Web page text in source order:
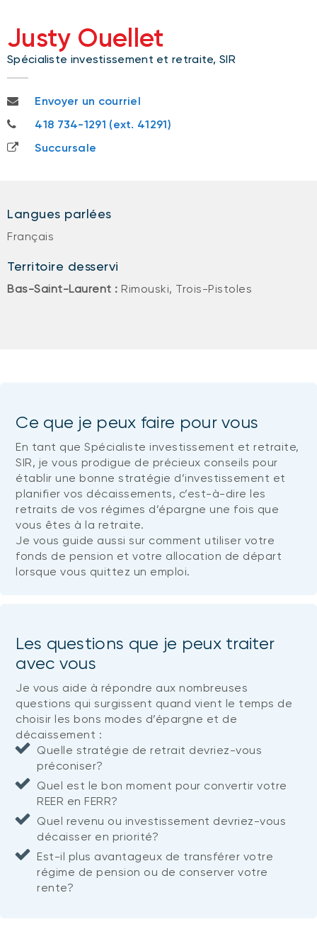
Justy Ouellet
Spécialiste investissement et retraite, SIR
justy.ouellet@bnc.ca
Envoyer un courriel
418 734-1291
418 734-1291 (ext. 41291)
Succursale
Langues parlées
Français
Territoire desservi
Bas-Saint-Laurent : Rimouski, Trois-Pistoles
Ce que je peux faire pour vous
En tant que Spécialiste investissement et retraite,
SIR, je vous prodigue de précieux conseils pour
établir une bonne stratégie d’investissement et
planifier vos décaissements, c’est-à-dire les
retraits de vos régimes d’épargne une fois que
vous êtes à la retraite.
Je vous guide aussi sur comment utiliser votre
fonds de pension et votre allocation de départ
lorsque vous quittez un emploi.
Les questions que je peux traiter
avec vous
Je vous aide à répondre aux nombreuses
questions qui surgissent quand vient le temps de
choisir les bons modes d’épargne et de
décaissement :
Quelle stratégie de retrait devriez-vous
préconiser?
Quel est le bon moment pour convertir votre
REER en FERR?
Quel revenu ou investissement devriez-vous
décaisser en priorité?
Est-il plus avantageux de transférer votre
régime de pension ou de conserver votre
rente?